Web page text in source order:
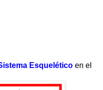
Esquelético en el